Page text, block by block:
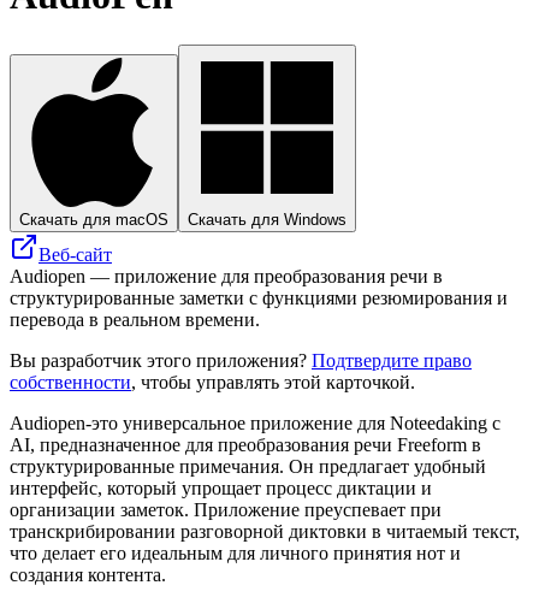
Скачать для macOS Скачать для Windows
Веб-сайт
Audiopen — приложение для преобразования речи в
структурированные заметки с функциями резюмирования и
перевода в реальном времени.
Вы разработчик этого приложения? Подтвердите право
собственности, чтобы управлять этой карточкой.
Audiopen-это универсальное приложение для Noteedaking с
AI, предназначенное для преобразования речи Freeform в
структурированные примечания. Он предлагает удобный
интерфейс, который упрощает процесс диктации и
организации заметок. Приложение преуспевает при
транскрибировании разговорной диктовки в читаемый текст,
что делает его идеальным для личного принятия нот и
создания контента.